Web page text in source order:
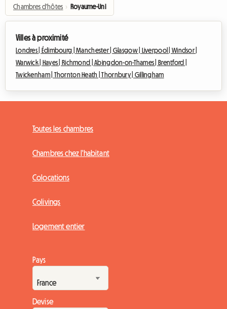
Chambres d'hôtes › Royaume-Uni
Villes à proximité
Londres | Édimbourg |Manchester | Glasgow | Liverpool |Windsor |
Warwick |
Hayes | Richmond |Abingdon-on-Thames |
Brentford |
Twickenham | Thornton Heath |Thornbury | Gillingham
Toutes les chambres
Chambres chez l'habitant
Colocations
Colivings
Logement entier
Pays
Devise